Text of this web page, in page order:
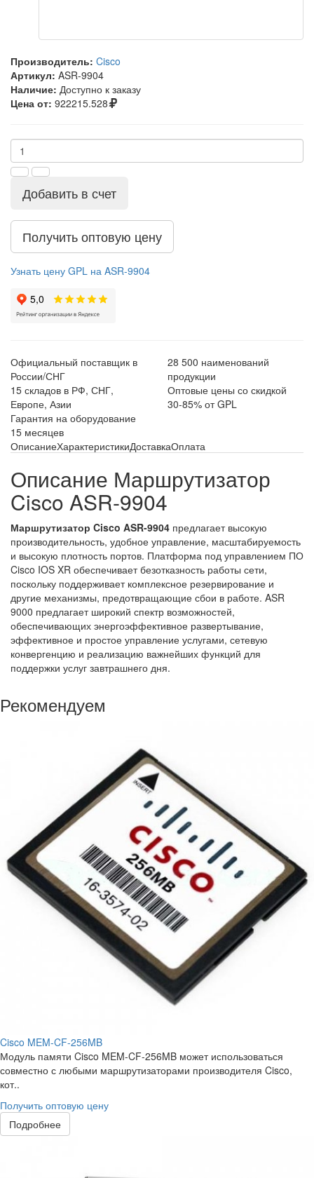
Производитель: Cisco
Артикул: ASR-9904
Наличие: Доступно к заказу
Цена от: 922215.528
Добавить в счет
Получить оптовую цену
Узнать цену GPL на ASR-9904
Официальный поставщик в
России/СНГ
28 500 наименований
продукции
15 складов в РФ, СНГ,
Европе, Азии
Оптовые цены со скидкой
30-85% от GPL
Гарантия на оборудование
15 месяцев
ОписаниеХарактеристикиДоставкаОплата
Описание Маршрутизатор
Cisco ASR-9904
Маршрутизатор Cisco ASR-9904 предлагает высокую
производительность, удобное управление, масштабируемость
и высокую плотность портов. Платформа под управлением ПО
Cisco IOS XR обеспечивает безотказность работы сети,
поскольку поддерживает комплексное резервирование и
другие механизмы, предотвращающие сбои в работе. ASR
9000 предлагает широкий спектр возможностей,
обеспечивающих энергоэффективное развертывание,
эффективное и простое управление услугами, сетевую
конвергенцию и реализацию важнейших функций для
поддержки услуг завтрашнего дня.
Рекомендуем
Cisco MEM-CF-256MB
Модуль памяти Cisco MEM-CF-256MB может использоваться
совместно с любыми маршрутизаторами производителя Cisco,
кот..
Получить оптовую цену
Подробнее